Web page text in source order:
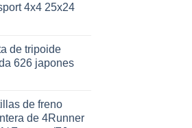
4x4 25x24
de tripoide
626 japones
de freno
de 4Runner